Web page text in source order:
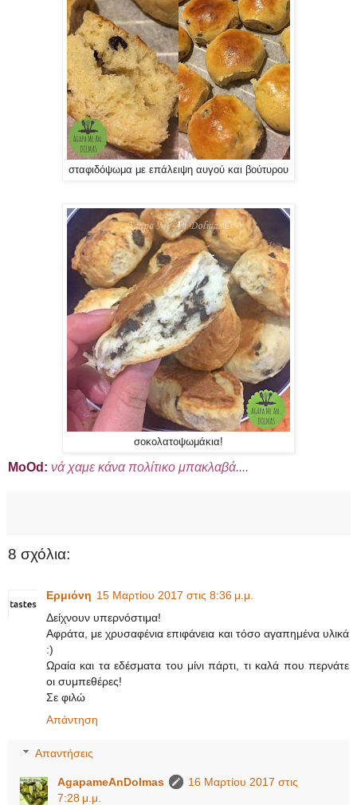
σταφιδόψωμα με επάλειψη αυγού και βούτυρου
σοκολατοψωμάκια!
ΜοΟd: νά χαμε κάνα πολίτικο μπακλαβά....
8 σχόλια:
Ερμιόνη 15 Μαρτίου 2017 στις 8:36 μ.μ.
Δείχνουν υπερνόστιμα!
Αφράτα, με χρυσαφένια επιφάνεια και τόσο αγαπημένα υλικά
:)
Ωραία και τα εδέσματα του μίνι πάρτι, τι καλά που περνάτε
οι συμπεθέρες!
Σε φιλώ
Απάντηση
Απαντήσεις
AgapameAnDolmas
16 Μαρτίου 2017 στις
7:28 μ.μ.